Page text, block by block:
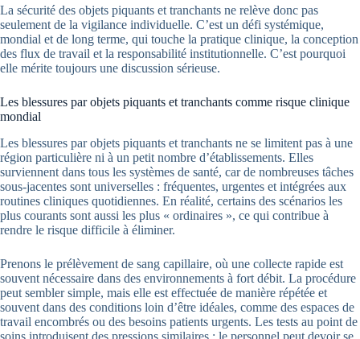
La sécurité des objets piquants et tranchants ne relève donc pas
seulement de la vigilance individuelle. C’est un défi systémique,
mondial et de long terme, qui touche la pratique clinique, la conception
des flux de travail et la responsabilité institutionnelle. C’est pourquoi
elle mérite toujours une discussion sérieuse.
Les blessures par objets piquants et tranchants comme risque clinique
mondial
Les blessures par objets piquants et tranchants ne se limitent pas à une
région particulière ni à un petit nombre d’établissements. Elles
surviennent dans tous les systèmes de santé, car de nombreuses tâches
sous-jacentes sont universelles : fréquentes, urgentes et intégrées aux
routines cliniques quotidiennes. En réalité, certains des scénarios les
plus courants sont aussi les plus « ordinaires », ce qui contribue à
rendre le risque difficile à éliminer.
Prenons le prélèvement de sang capillaire, où une collecte rapide est
souvent nécessaire dans des environnements à fort débit. La procédure
peut sembler simple, mais elle est effectuée de manière répétée et
souvent dans des conditions loin d’être idéales, comme des espaces de
travail encombrés ou des besoins patients urgents. Les tests au point de
soins introduisent des pressions similaires : le personnel peut devoir se